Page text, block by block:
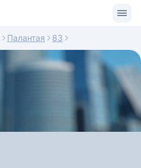
Палантая 83